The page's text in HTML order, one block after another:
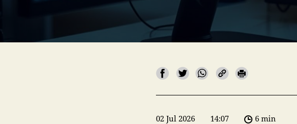
02 Jul 2026 14:07 6 min